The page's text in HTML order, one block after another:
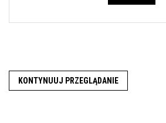
KONTYNUUJ PRZEGLĄDANIE